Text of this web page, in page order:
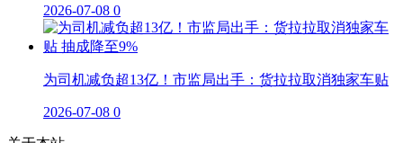
2026-07-08 0
为司机减负超13亿！市监局出手：货拉拉取消独家车贴
2026-07-08 0